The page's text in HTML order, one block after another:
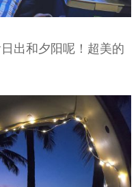
出和夕阳呢！超美的